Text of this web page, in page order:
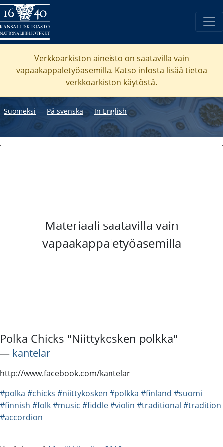
Verkkoarkiston aineisto on saatavilla vain
vapaakappaletyöasemilla. Katso infosta lisää tietoa
verkkoarkiston käytöstä.
Suomeksi ― På svenska― In English
Materiaali saatavilla vain
vapaakappaletyöasemilla
Polka Chicks "Niittykosken polkka"
― kantelar
http://www.facebook.com/kantelar
#polka #chicks #niittykosken #polkka #finland #suomi
#finnish #folk#music #fiddle#violin #traditional #tradition
#accordion